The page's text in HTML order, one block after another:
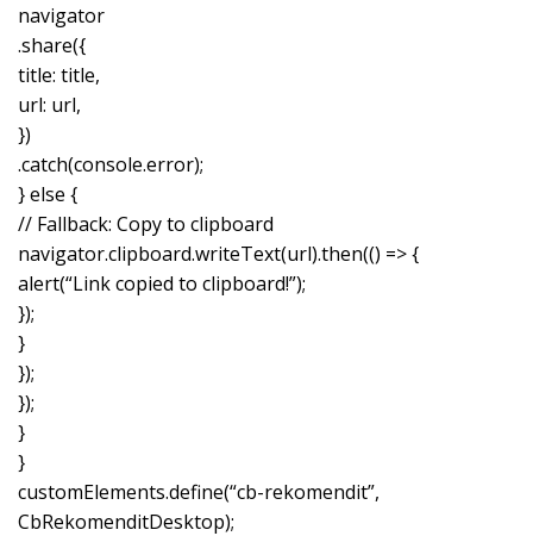
navigator
.share({
title: title,
url: url,
})
.catch(console.error);
} else {
// Fallback: Copy to clipboard
navigator.clipboard.writeText(url).then(() => {
alert(“Link copied to clipboard!”);
});
}
});
});
}
}
customElements.define(“cb-rekomendit”,
CbRekomenditDesktop);